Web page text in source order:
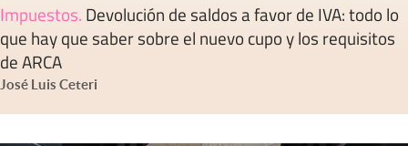
Impuestos. Devolución de saldos a favor de IVA: todo lo
que hay que saber sobre el nuevo cupo y los requisitos
de ARCA
José Luis Ceteri